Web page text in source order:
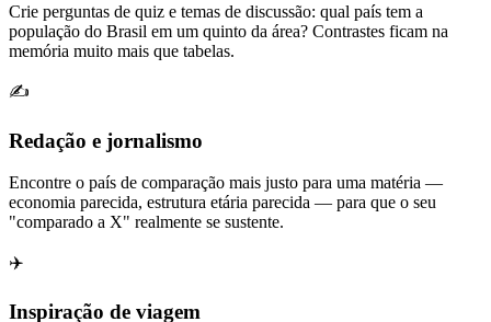
Crie perguntas de quiz e temas de discussão: qual país tem a
população do Brasil em um quinto da área? Contrastes ficam na
memória muito mais que tabelas.
✍️
Redação e jornalismo
Encontre o país de comparação mais justo para uma matéria —
economia parecida, estrutura etária parecida — para que o seu
"comparado a X" realmente se sustente.
✈️
Inspiração de viagem